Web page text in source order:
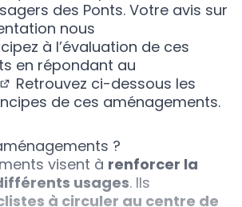
des Ponts. Votre avis sur
nous
à l’évaluation de ces
en répondant au
fenêtre)
Retrouvez ci-dessous les
de ces aménagements.
?
visent à renforcer la
usages. Ils
à circuler au centre de